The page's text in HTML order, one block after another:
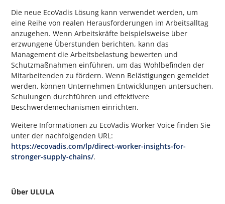
Die neue EcoVadis Lösung kann verwendet werden, um
eine Reihe von realen Herausforderungen im Arbeitsalltag
anzugehen. Wenn Arbeitskräfte beispielsweise über
erzwungene Überstunden berichten, kann das
Management die Arbeitsbelastung bewerten und
Schutzmaßnahmen einführen, um das Wohlbefinden der
Mitarbeitenden zu fördern. Wenn Belästigungen gemeldet
werden, können Unternehmen Entwicklungen untersuchen,
Schulungen durchführen und effektivere
Beschwerdemechanismen einrichten.
Weitere Informationen zu EcoVadis Worker Voice finden Sie
unter der nachfolgenden URL:
https://ecovadis.com/lp/direct-worker-insights-for-
stronger-supply-chains/.
Über ULULA